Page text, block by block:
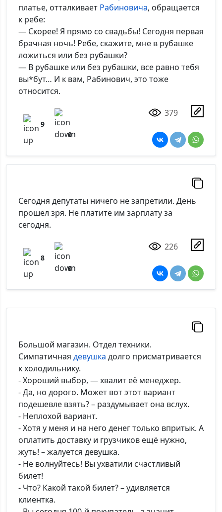
платье, отталкивает Рабиновича, обращается
к ребе:
— Скорее! Я прямо со свадьбы! Сегодня первая
брачная ночь! Ребе, скажите, мне в рубашке
ложиться или без рубашки?
— В рубашке или без рубашки, все равно тебя
вы*бут… И к вам, Рабинович, это тоже
относится.
9
0
379
Сегодня депутаты ничего не запретили. День
прошел зря. Не платите им зарплату за
сегодня.
8
0
226
Большой магазин. Отдел техники.
Симпатичная девушка долго присматривается
к холодильнику.
- Хороший выбор, — хвалит её менеджер.
- Да, но дорого. Может вот этот вариант
подешевле взять? – раздумывает она вслух.
- Неплохой вариант.
- Хотя у меня и на него денег только впритык. А
оплатить доставку и грузчиков ещё нужно,
жуть! – жалуется девушка.
- Не волнуйтесь! Вы ухватили счастливый
билет!
- Что? Какой такой билет? – удивляется
клиентка.